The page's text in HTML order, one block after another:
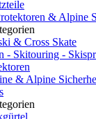
& Alpine
& Cross Skate
- Skitouring -
& Alpine